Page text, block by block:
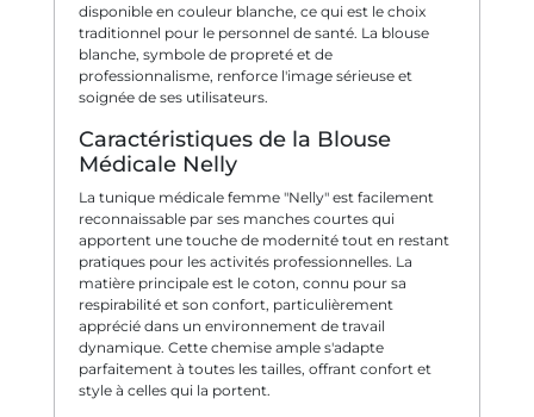
disponible en couleur blanche, ce qui est le choix
traditionnel pour le personnel de santé. La blouse
blanche, symbole de propreté et de
professionnalisme, renforce l'image sérieuse et
soignée de ses utilisateurs.
Caractéristiques de la Blouse
Médicale Nelly
La tunique médicale femme "Nelly" est facilement
reconnaissable par ses manches courtes qui
apportent une touche de modernité tout en restant
pratiques pour les activités professionnelles. La
matière principale est le coton, connu pour sa
respirabilité et son confort, particulièrement
apprécié dans un environnement de travail
dynamique. Cette chemise ample s'adapte
parfaitement à toutes les tailles, offrant confort et
style à celles qui la portent.